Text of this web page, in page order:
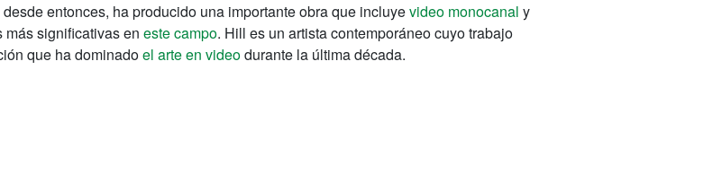
entonces, ha producido una importante obra que incluyevideo monocanal y
significativas en este campo. Hill es un artista contemporáneo cuyo trabajo
que ha dominadoel arte en videodurante la última década.